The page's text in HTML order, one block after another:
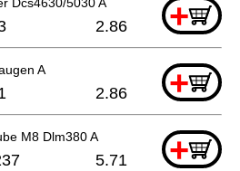
Dcs4630/5030 A +
2.86
A +
2.86
M8 Dlm380 A +
5.71